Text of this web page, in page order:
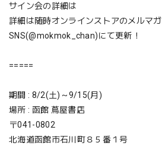
サイン会の詳細は
詳細は随時オンラインストアのメルマガ
SNS(@mokmok_chan)にて更新！
=====
期間 : 8/2(土)～9/15(月)
場所 : 函館 蔦屋書店
〒041-0802
北海道函館市石川町８５番１号